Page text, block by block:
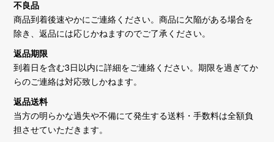
不良品
商品到着後速やかにご連絡ください。商品に欠陥がある場合を
除き、返品には応じかねますのでご了承ください。
返品期限
到着日を含む3日以内に詳細をご連絡ください。期限を過ぎてか
らのご連絡は対応致しかねます。
返品送料
当方の明らかな過失や不備にて発生する送料・手数料は全額負
担させていただきます。